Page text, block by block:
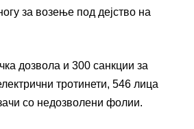
за возење под дејство на
дозвола и 300 санкции за
тротинети, 546 лица
со недозволени фолии.